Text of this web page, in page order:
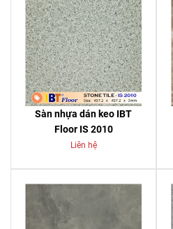
Sàn nhựa dán keo IBT
Floor IS 2010
Liên hệ